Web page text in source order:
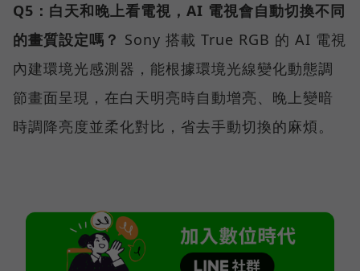
Q5：白天和晚上看電視，AI 電視會自動切換不同
的畫質設定嗎？ Sony 搭載 True RGB 的 AI 電視
內建環境光感測器，能根據環境光線變化動態調
節畫面呈現，在白天明亮時自動增亮、晚上變暗
時調降亮度並柔化對比，省去手動切換的麻煩。